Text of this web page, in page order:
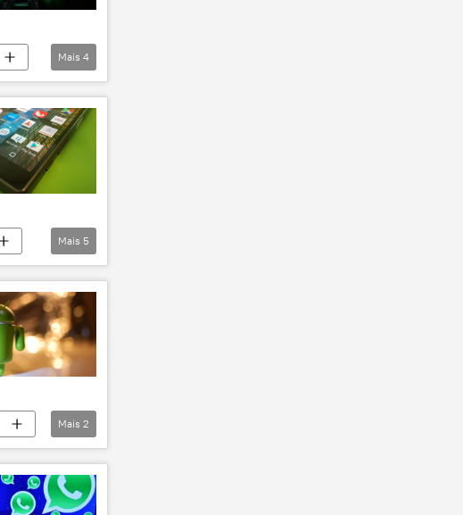
Mais 4
Mais 5
Mais 2